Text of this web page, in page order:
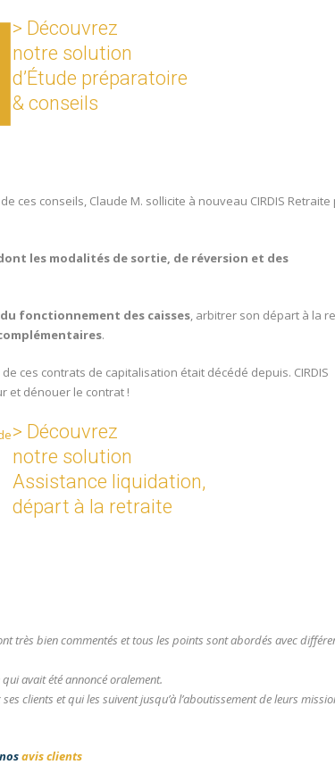
> Découvrez
notre solution
d’Étude préparatoire
& conseils
conseils, Claude M. sollicite à nouveau CIRDIS Retraite
les modalités de sortie, de réversion et des
fonctionnement des caisses, arbitrer son départ à la
.
ces contrats de capitalisation était décédé depuis. CIRDIS
et dénouer le contrat !
> Découvrez
notre solution
Assistance liquidation,
départ à la retraite
très bien commentés et tous les points sont abordés avec
avait été annoncé oralement.
clients et qui les suivent jusqu’à l’aboutissement de leurs
avis clients